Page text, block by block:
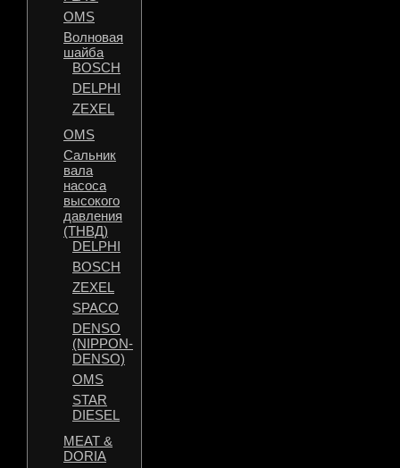
OMS
Волновая
шайба
BOSCH
DELPHI
ZEXEL
OMS
Сальник
вала
насоса
высокого
давления
(ТНВД)
DELPHI
BOSCH
ZEXEL
SPACO
DENSO
(NIPPON-
DENSO)
OMS
STAR
DIESEL
MEAT &
DORIA